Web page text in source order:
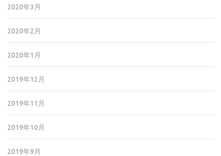
2020年3月
2020年2月
2020年1月
2019年12月
2019年11月
2019年10月
2019年9月